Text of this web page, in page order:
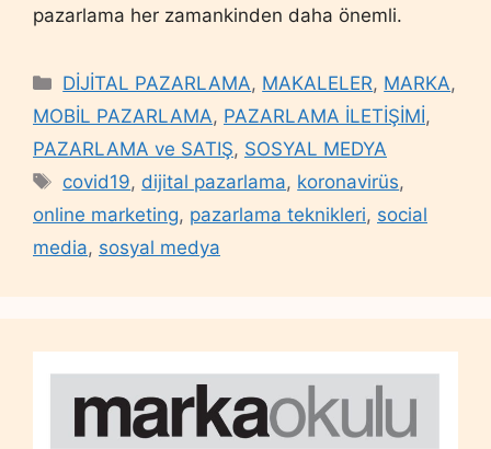
pazarlama her zamankinden daha önemli.
Categories
DİJİTAL PAZARLAMA, MAKALELER, MARKA,
MOBİL PAZARLAMA, PAZARLAMA İLETİŞİMİ,
PAZARLAMA ve SATIŞ, SOSYAL MEDYA
Tags
covid19, dijital pazarlama, koronavirüs,
online marketing, pazarlama teknikleri, social
media, sosyal medya